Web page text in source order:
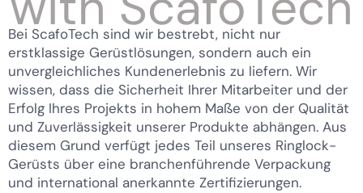
Bei ScafoTech sind wir bestrebt, nicht nur
erstklassige Gerüstlösungen, sondern auch ein
unvergleichliches Kundenerlebnis zu liefern. Wir
wissen, dass die Sicherheit Ihrer Mitarbeiter und der
Erfolg Ihres Projekts in hohem Maße von der Qualität
und Zuverlässigkeit unserer Produkte abhängen. Aus
diesem Grund verfügt jedes Teil unseres Ringlock-
Gerüsts über eine branchenführende Verpackung
und international anerkannte Zertifizierungen.